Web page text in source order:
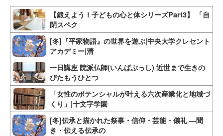
【鍛えよう！子どもの心と体シリーズPart3】 「自
閉スペク
[冬]『平家物語』の世界を遊ぶ|中央大学クレセント
アカデミー|清
一日講座 院派仏師(いんぱぶっし) 近世まで生きの
びたもうひとつ
「女性のポテンシャルが叶える六次産業化と地域づ
くり」|十文字学園
[冬]伝承と描かれた祭事・信仰・芸能・儀礼 ―聞
き・伝える伝承の